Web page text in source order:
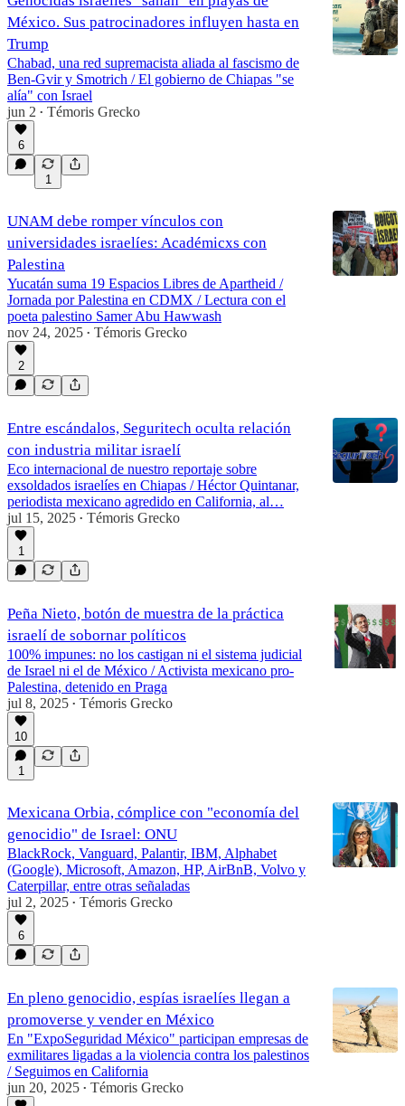
México. Sus patrocinadores influyen hasta en
Trump
Chabad, una red supremacista aliada al fascismo de
Ben-Gvir y Smotrich / El gobierno de Chiapas "se
alía" con Israel
jun 2 • Témoris Grecko
6
1
UNAM debe romper vínculos con
universidades israelíes: Académicxs con
Palestina
Yucatán suma 19 Espacios Libres de Apartheid /
Jornada por Palestina en CDMX / Lectura con el
poeta palestino Samer Abu Hawwash
nov 24, 2025 • Témoris Grecko
2
Entre escándalos, Seguritech oculta relación
con industria militar israelí
Eco internacional de nuestro reportaje sobre
exsoldados israelíes en Chiapas / Héctor Quintanar,
periodista mexicano agredido en California, al…
jul 15, 2025 • Témoris Grecko
1
Peña Nieto, botón de muestra de la práctica
israelí de sobornar políticos
100% impunes: no los castigan ni el sistema judicial
de Israel ni el de México / Activista mexicano pro-
Palestina, detenido en Praga
jul 8, 2025 • Témoris Grecko
10
1
Mexicana Orbia, cómplice con "economía del
genocidio" de Israel: ONU
BlackRock, Vanguard, Palantir, IBM, Alphabet
(Google), Microsoft, Amazon, HP, AirBnB, Volvo y
Caterpillar, entre otras señaladas
jul 2, 2025 • Témoris Grecko
6
En pleno genocidio, espías israelíes llegan a
promoverse y vender en México
En "ExpoSeguridad México" participan empresas de
exmilitares ligadas a la violencia contra los palestinos
/ Seguimos en California
jun 20, 2025 • Témoris Grecko